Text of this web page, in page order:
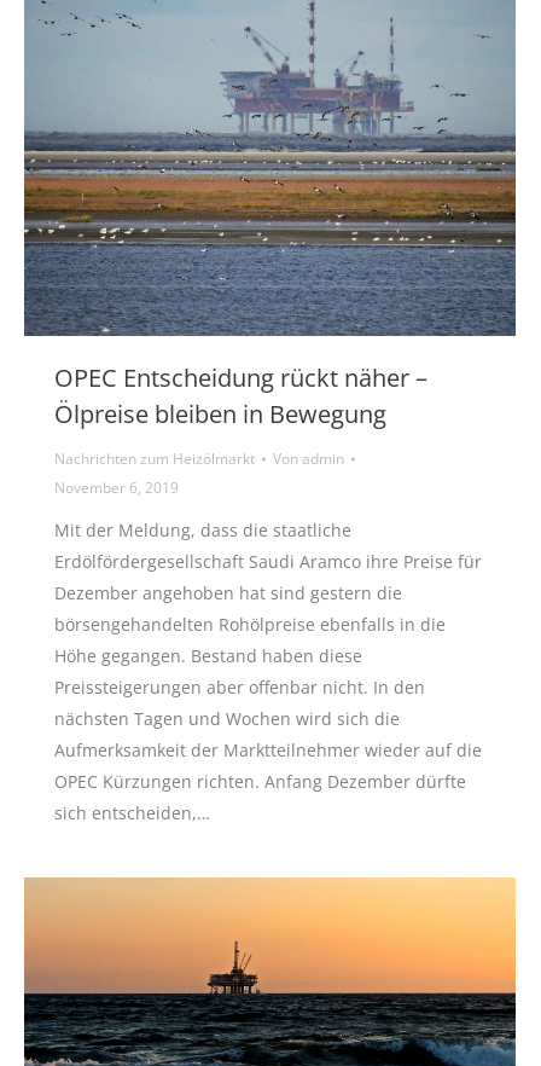
OPEC Entscheidung rückt näher –
Ölpreise bleiben in Bewegung
Nachrichten zum Heizölmarkt Vonadmin
November 6, 2019
Mit der Meldung, dass die staatliche
Erdölfördergesellschaft Saudi Aramco ihre Preise für
Dezember angehoben hat sind gestern die
börsengehandelten Rohölpreise ebenfalls in die
Höhe gegangen. Bestand haben diese
Preissteigerungen aber offenbar nicht. In den
nächsten Tagen und Wochen wird sich die
Aufmerksamkeit der Marktteilnehmer wieder auf die
OPEC Kürzungen richten. Anfang Dezember dürfte
sich entscheiden,…